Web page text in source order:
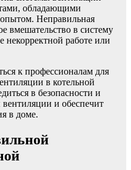
обладающими
Неправильная
вмешательство в систему
некорректной работе или
к профессионалам для
в котельной
в безопасности и
и обеспечит
в доме.